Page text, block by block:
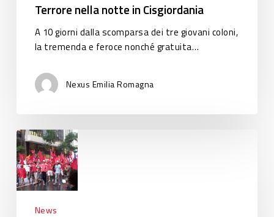
Terrore nella notte in Cisgiordania
A 10 giorni dalla scomparsa dei tre giovani coloni,
la tremenda e feroce nonché gratuita…
Nexus Emilia Romagna
International
Labour
Organization:
Il
costo
dellaNews